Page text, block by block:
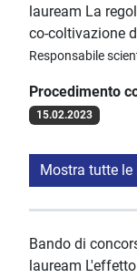
lauream La
co-coltivazione
Responsabile
Procedimento
15.02.2023
Mostra tutte
Bando di
lauream